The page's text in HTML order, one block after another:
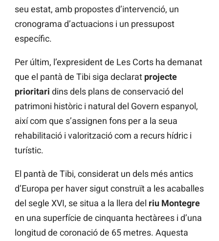
seu estat, amb propostes d’intervenció, un
cronograma d’actuacions i un pressupost
específic.
Per últim, l’expresident de Les Corts ha demanat
que el pantà de Tibi siga declarat projecte
prioritari dins dels plans de conservació del
patrimoni històric i natural del Govern espanyol,
així com que s’assignen fons per a la seua
rehabilitació i valorització com a recurs hídric i
turístic.
El pantà de Tibi, considerat un dels més antics
d’Europa per haver sigut construït a les acaballes
del segle XVI, se situa a la llera del riu Montegre
en una superfície de cinquanta hectàrees i d’una
longitud de coronació de 65 metres. Aquesta